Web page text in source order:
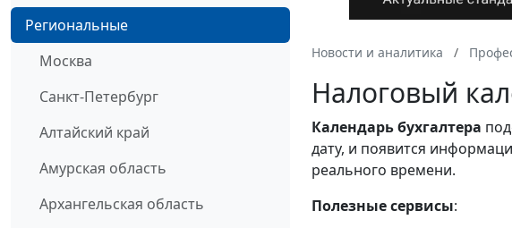
Региональные
Москва
Санкт-Петербург
Алтайский край
Амурская область
Архангельская область
Новости и аналитика
Налоговый
Календарьбухгалтера
дату, и появится
реального времени.
Полезные сервисы: